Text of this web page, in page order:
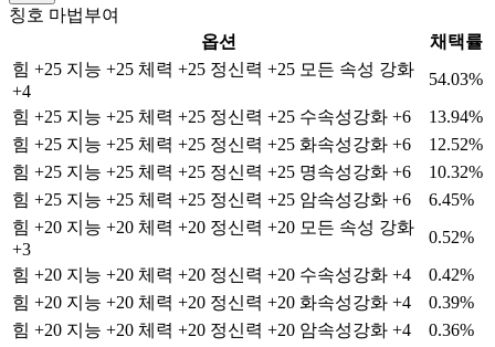
칭호 마법부여
옵션
채택률
힘 +25 지능 +25 체력 +25 정신력 +25 모든 속성 강화
+4
54.03%
힘 +25 지능 +25 체력 +25 정신력 +25 수속성강화 +6
13.94%
힘 +25 지능 +25 체력 +25 정신력 +25 화속성강화 +6
12.52%
힘 +25 지능 +25 체력 +25 정신력 +25 명속성강화 +6
10.32%
힘 +25 지능 +25 체력 +25 정신력 +25 암속성강화 +6
6.45%
힘 +20 지능 +20 체력 +20 정신력 +20 모든 속성 강화
+3
0.52%
힘 +20 지능 +20 체력 +20 정신력 +20 수속성강화 +4
0.42%
힘 +20 지능 +20 체력 +20 정신력 +20 화속성강화 +4
0.39%
힘 +20 지능 +20 체력 +20 정신력 +20 암속성강화 +4
0.36%